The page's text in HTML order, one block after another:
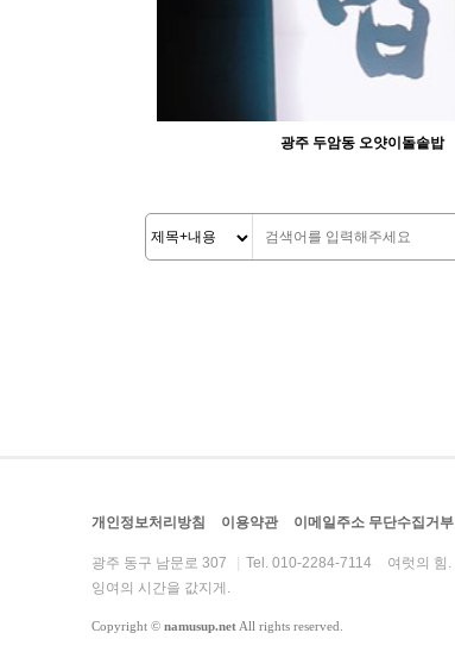
광주 두암동 오얏이돌솥밥
개인정보처리방침 이용약관 이메일주소 무단수집거부
광주 동구 남문로 307 | Tel. 010-2284-7114 여럿의 힘.
잉여의 시간을 값지게.
Copyright © namusup.net All rights reserved.